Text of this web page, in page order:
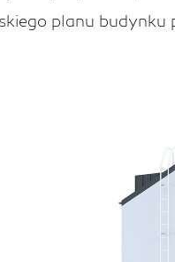
planu budynku